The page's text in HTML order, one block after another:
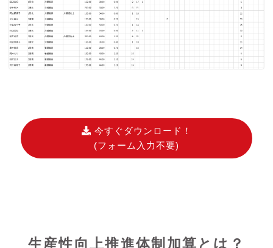
今すぐダウンロード！
(フォーム入力不要)
生産性向上推進体制加算とは？